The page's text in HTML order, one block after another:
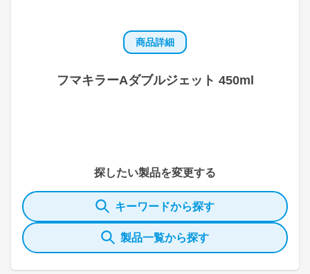
商品詳細
フマキラーAダブルジェット 450ml
探したい製品を変更する
キーワードから探す
製品一覧から探す